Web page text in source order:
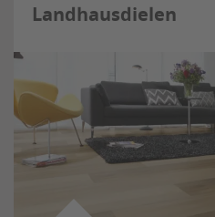
Landhausdielen